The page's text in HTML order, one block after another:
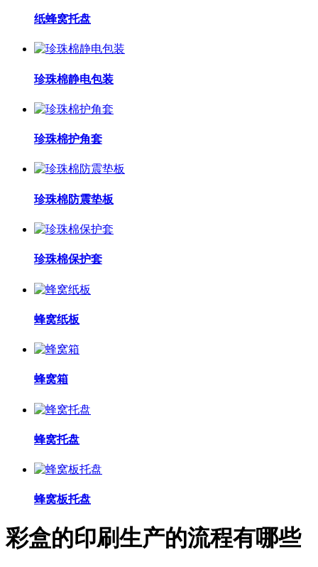
纸蜂窝托盘
珍珠棉静电包装
珍珠棉护角套
珍珠棉防震垫板
珍珠棉保护套
蜂窝纸板
蜂窝箱
蜂窝托盘
蜂窝板托盘
彩盒的印刷生产的流程有哪些